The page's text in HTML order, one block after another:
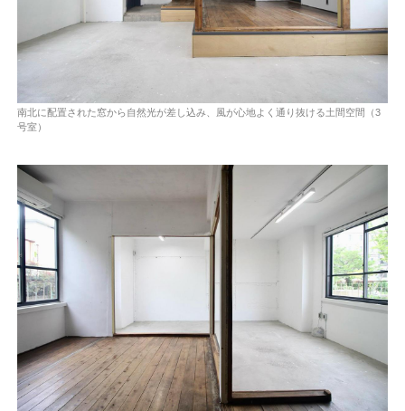
南北に配置された窓から自然光が差し込み、風が心地よく通り抜ける土間空間（3
号室）